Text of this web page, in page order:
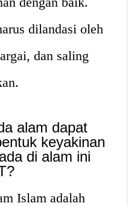
dilandasi oleh
dan saling
alam dapat
keyakinan
di alam ini
Islam adalah